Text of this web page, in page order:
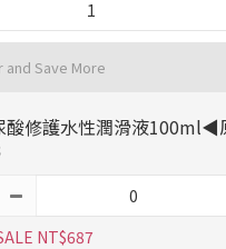
and Save More
修護水性潤滑液100ml◀
NT$687